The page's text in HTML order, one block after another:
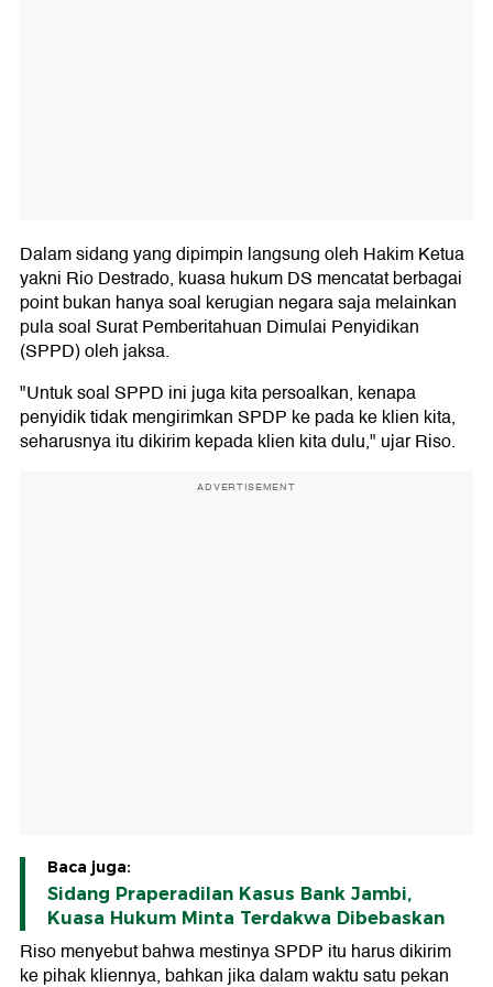
Dalam sidang yang dipimpin langsung oleh Hakim Ketua
yakni Rio Destrado, kuasa hukum DS mencatat berbagai
point bukan hanya soal kerugian negara saja melainkan
pula soal Surat Pemberitahuan Dimulai Penyidikan
(SPPD) oleh jaksa.
"Untuk soal SPPD ini juga kita persoalkan, kenapa
penyidik tidak mengirimkan SPDP ke pada ke klien kita,
seharusnya itu dikirim kepada klien kita dulu," ujar Riso.
ADVERTISEMENT
Baca juga:
Sidang Praperadilan Kasus Bank Jambi,
Kuasa Hukum Minta Terdakwa Dibebaskan
Riso menyebut bahwa mestinya SPDP itu harus dikirim
ke pihak kliennya, bahkan jika dalam waktu satu pekan